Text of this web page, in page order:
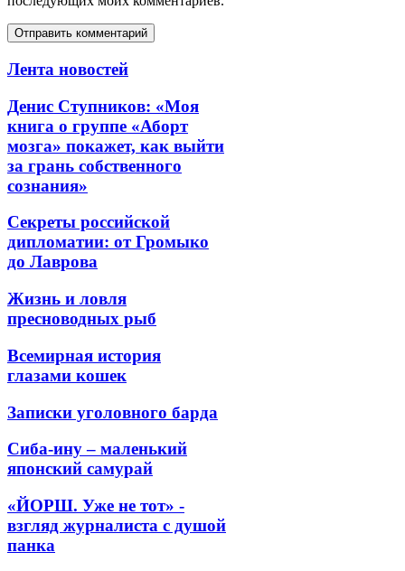
Лента новостей
Денис Ступников: «Моя
книга о группе «Аборт
мозга» покажет, как выйти
за грань собственного
сознания»
Секреты российской
дипломатии: от Громыко
до Лаврова
Жизнь и ловля
пресноводных рыб
Всемирная история
глазами кошек
Записки уголовного барда
Сиба-ину – маленький
японский самурай
«ЙОРШ. Уже не тот» -
взгляд журналиста с душой
панка